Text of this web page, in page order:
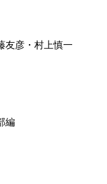
友彦・村上慎一
編